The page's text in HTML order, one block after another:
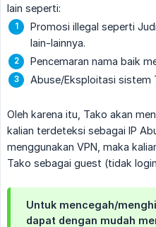
lain seperti:
Promosi illegal seperti
lain-lainnya.
Pencemaran nama baik
Abuse/Eksploitasi sistem
Oleh karena itu, Tako akan
kalian terdeteksi sebagai IP
menggunakan VPN, maka
Tako sebagai guest (tidak
Untuk mencegah/
dapat dengan mudah